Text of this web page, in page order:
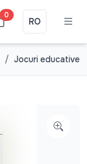
0
RO
Jocuri educative